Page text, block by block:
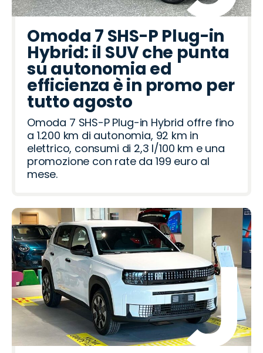
Omoda 7 SHS-P Plug-in
Hybrid: il SUV che punta
su autonomia ed
efficienza è in promo per
tutto agosto
Omoda 7 SHS-P Plug-in Hybrid offre fino
a 1.200 km di autonomia, 92 km in
elettrico, consumi di 2,3 l/100 km e una
promozione con rate da 199 euro al
mese.